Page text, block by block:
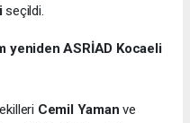
seçildi.
yeniden ASRİAD Kocaeli
Cemil Yaman ve